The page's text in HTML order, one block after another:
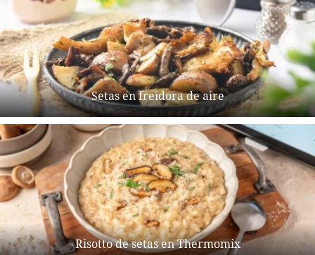
Setas en freidora de aire
Risotto de setas en Thermomix